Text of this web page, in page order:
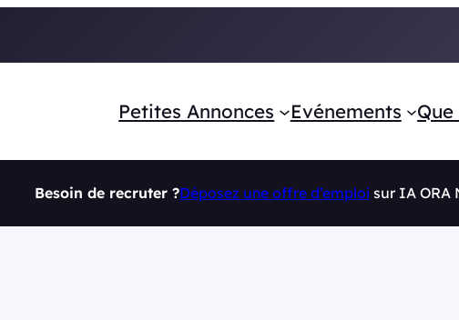
Petites Annonces Evénements
Besoin de recruter ?Déposez une offre d’emploisur IA ORA